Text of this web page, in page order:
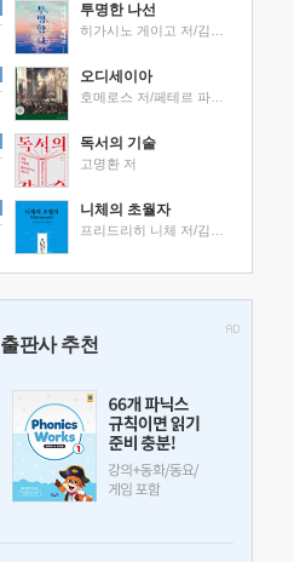
투명한 나선
오디세이아
독서의 기술
고명환 저
니체의 초월자
출판사 추천